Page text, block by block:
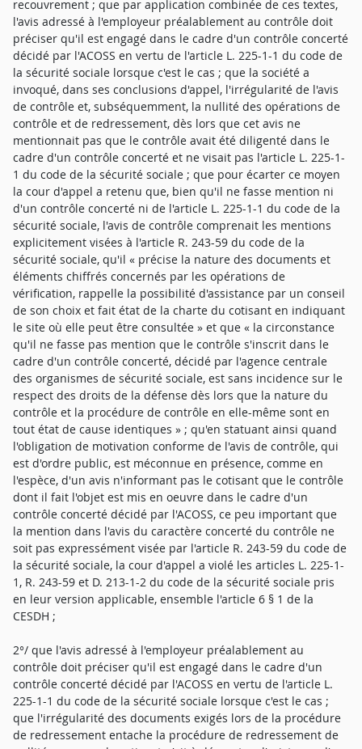
recouvrement ; que par application combinée de ces textes,
l'avis adressé à l'employeur préalablement au contrôle doit
préciser qu'il est engagé dans le cadre d'un contrôle concerté
décidé par l'ACOSS en vertu de l'article L. 225-1-1 du code de
la sécurité sociale lorsque c'est le cas ; que la société a
invoqué, dans ses conclusions d'appel, l'irrégularité de l'avis
de contrôle et, subséquemment, la nullité des opérations de
contrôle et de redressement, dès lors que cet avis ne
mentionnait pas que le contrôle avait été diligenté dans le
cadre d'un contrôle concerté et ne visait pas l'article L. 225-1-
1 du code de la sécurité sociale ; que pour écarter ce moyen
la cour d'appel a retenu que, bien qu'il ne fasse mention ni
d'un contrôle concerté ni de l'article L. 225-1-1 du code de la
sécurité sociale, l'avis de contrôle comprenait les mentions
explicitement visées à l'article R. 243-59 du code de la
sécurité sociale, qu'il « précise la nature des documents et
éléments chiffrés concernés par les opérations de
vérification, rappelle la possibilité d'assistance par un conseil
de son choix et fait état de la charte du cotisant en indiquant
le site où elle peut être consultée » et que « la circonstance
qu'il ne fasse pas mention que le contrôle s'inscrit dans le
cadre d'un contrôle concerté, décidé par l'agence centrale
des organismes de sécurité sociale, est sans incidence sur le
respect des droits de la défense dès lors que la nature du
contrôle et la procédure de contrôle en elle-même sont en
tout état de cause identiques » ; qu'en statuant ainsi quand
l'obligation de motivation conforme de l'avis de contrôle, qui
est d'ordre public, est méconnue en présence, comme en
l'espèce, d'un avis n'informant pas le cotisant que le contrôle
dont il fait l'objet est mis en oeuvre dans le cadre d'un
contrôle concerté décidé par l'ACOSS, ce peu important que
la mention dans l'avis du caractère concerté du contrôle ne
soit pas expressément visée par l'article R. 243-59 du code de
la sécurité sociale, la cour d'appel a violé les articles L. 225-1-
1, R. 243-59 et D. 213-1-2 du code de la sécurité sociale pris
en leur version applicable, ensemble l'article 6 § 1 de la
CESDH ;
2°/ que l'avis adressé à l'employeur préalablement au
contrôle doit préciser qu'il est engagé dans le cadre d'un
contrôle concerté décidé par l'ACOSS en vertu de l'article L.
225-1-1 du code de la sécurité sociale lorsque c'est le cas ;
que l'irrégularité des documents exigés lors de la procédure
de redressement entache la procédure de redressement de